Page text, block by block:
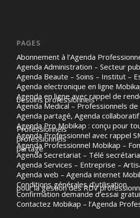
PAGES
Abonnement à l’Agenda
Agenda Administration – Secteur
Agenda Beaute – Soins – Institut –
Agenda electronique en ligne
besoins professionnels
Agenda en ligne avec rappel de
Agenda Medical – Professionnels de
Agenda partagé, Agenda
Professionnels
Agenda Pro Mobikap : conçu pour
professionnels
Agenda Professionnel avec rappel
partagé
Agenda Professionnel Mobikap –
Agenda Secretariat – Télé
Agenda Services – Entreprise –
Agenda web – Agenda internet
pour la gestion des RDV
Conditions générales d’utilisation
Confirmation demande d’essai
Contactez Mobikap – l’Agenda